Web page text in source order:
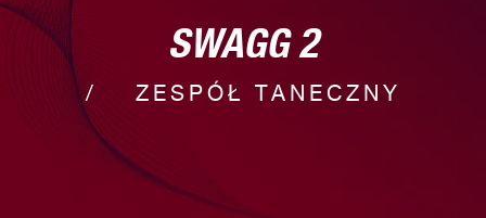
SWAGG 2
ZESPÓŁ TANECZNY